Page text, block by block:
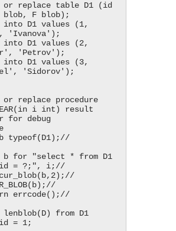
or replace table D1 (id
F blob);
D1 values (1,
'Ivanova');
D1 values (2,
'Petrov');
D1 values (3,
'Sidorov');
or replace procedure
i int) result
for debug
id = ?;", i;//
from D1
= 1;